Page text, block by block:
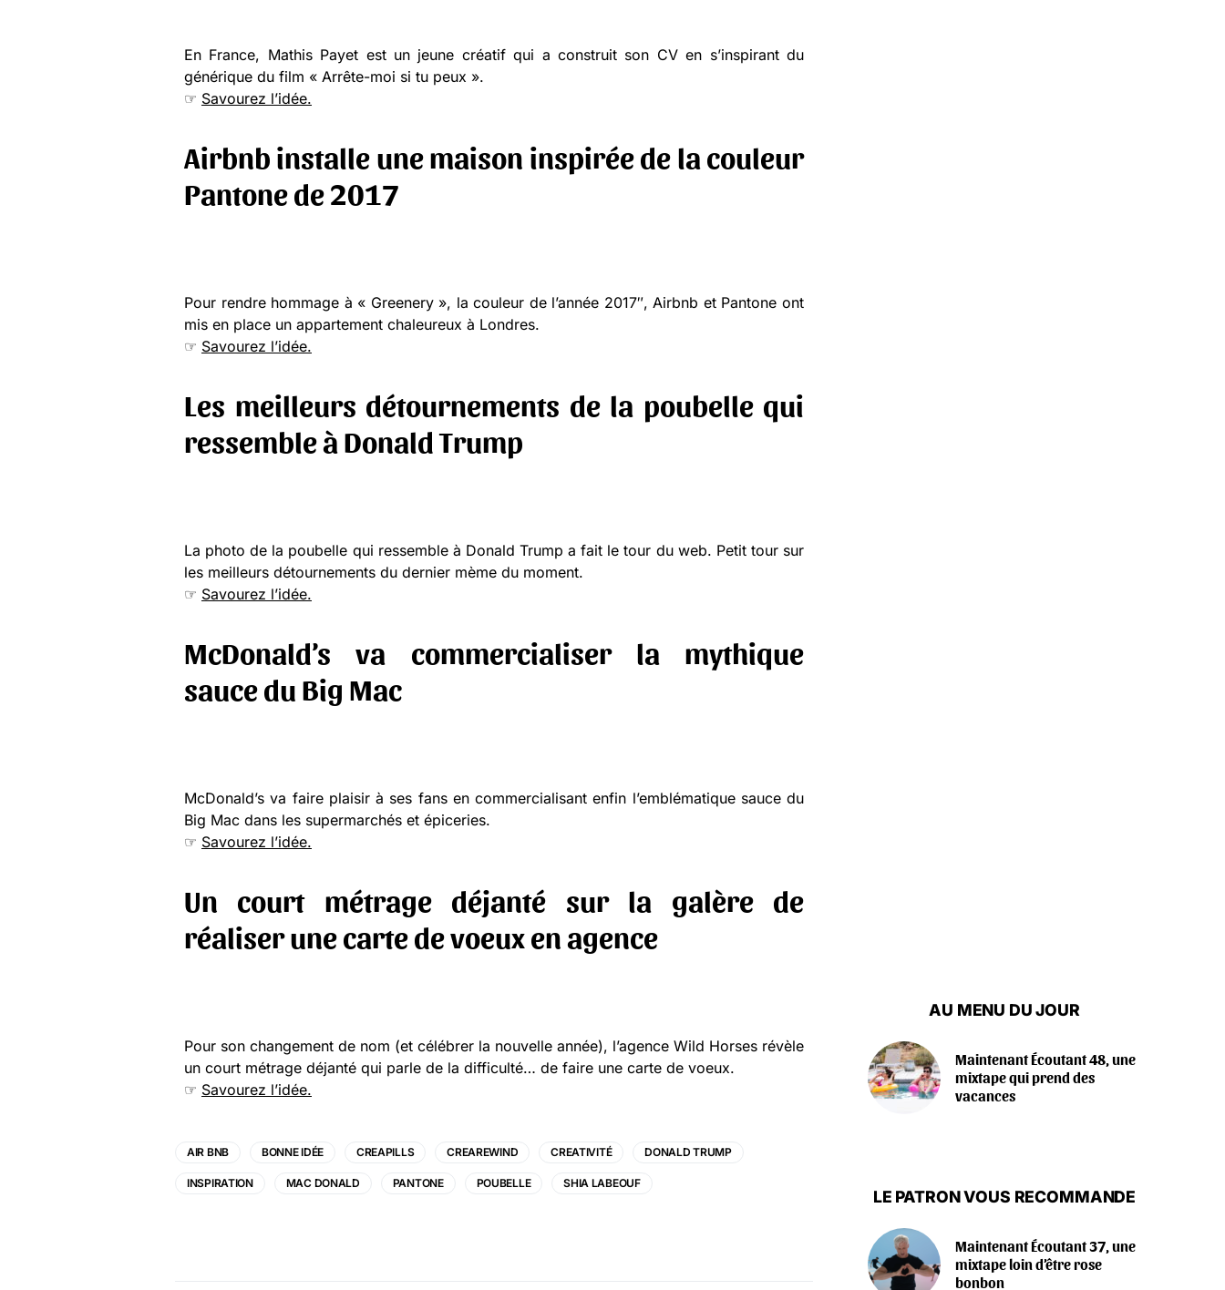
En France, Mathis Payet est un jeune créatif qui a construit son CV en s’inspirant du
générique du film « Arrête-moi si tu peux ».
☞ Savourez l’idée.
Airbnb installe une maison inspirée de la couleur
Pantone de 2017
Pour rendre hommage à « Greenery », la couleur de l’année 2017″, Airbnb et Pantone ont
mis en place un appartement chaleureux à Londres.
☞ Savourez l’idée.
Les meilleurs détournements de la poubelle qui
ressemble à Donald Trump
La photo de la poubelle qui ressemble à Donald Trump a fait le tour du web. Petit tour sur
les meilleurs détournements du dernier mème du moment.
☞ Savourez l’idée.
McDonald’s va commercialiser la mythique
sauce du Big Mac
McDonald’s va faire plaisir à ses fans en commercialisant enfin l’emblématique sauce du
Big Mac dans les supermarchés et épiceries.
☞ Savourez l’idée.
Un court métrage déjanté sur la galère de
réaliser une carte de voeux en agence
Pour son changement de nom (et célébrer la nouvelle année), l’agence Wild Horses révèle
un court métrage déjanté qui parle de la difficulté… de faire une carte de voeux.
☞ Savourez l’idée.
AIR BNB BONNE IDÉE CREAPILLS CREAREWIND CREATIVITÉ DONALD TRUMP
INSPIRATION MAC DONALD PANTONE POUBELLE SHIA LABEOUF
AU MENU DU JOUR
Maintenant Écoutant 48, une
mixtape qui prend des
vacances
LE PATRON VOUS RECOMMANDE
Maintenant Écoutant 37, une
mixtape loin d’être rose
bonbon